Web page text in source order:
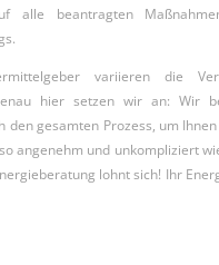
alle beantragten
variieren die
hier setzen wir an: Wir
den gesamten Prozess, um
angenehm und unkompliziert
lohnt sich! Ihr